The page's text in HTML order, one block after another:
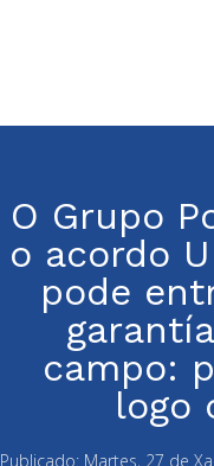
O Grupo
o acordo
pode
campo:
logo
Publicado: Martes, 27 de